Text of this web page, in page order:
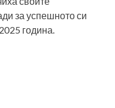
за успешното си
година.